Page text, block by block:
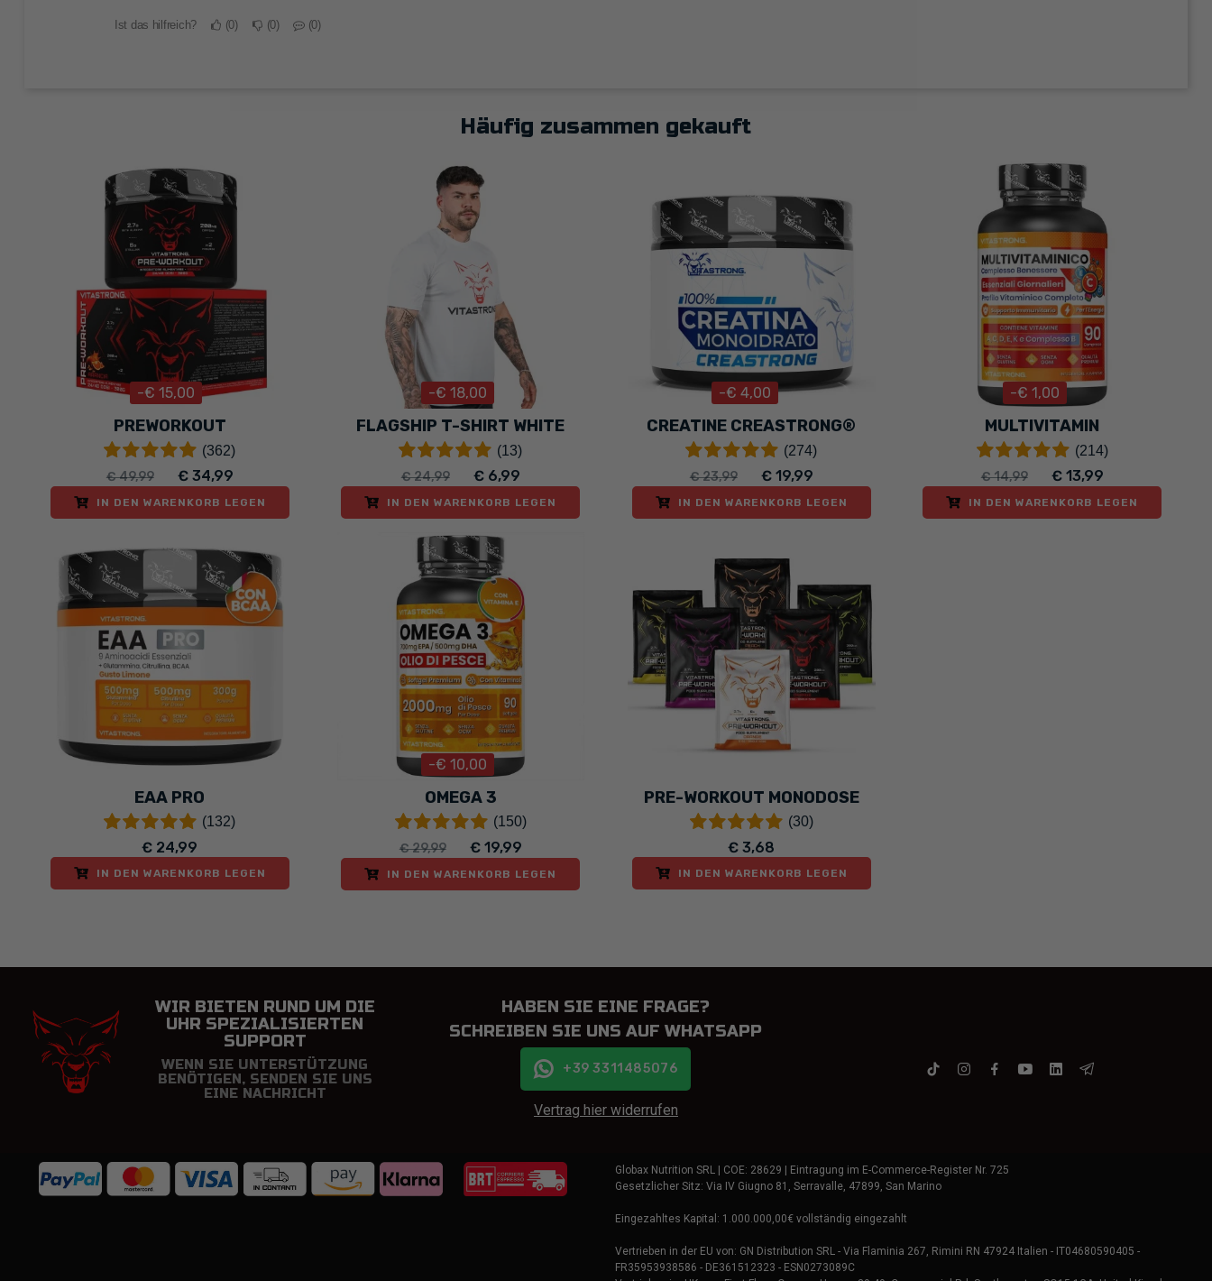
Ist das hilfreich? 0 0 0
Häufig zusammen gekauft
PREWORKOUT
(362)
€ 49,99
€ 34,99
-€ 15,00
IN DEN WARENKORB LEGEN
FLAGSHIP T-SHIRT WHITE
(13)
€ 24,99
€ 6,99
-€ 18,00
IN DEN WARENKORB LEGEN
CREATINE CREASTRONG®
(274)
€ 23,99
€ 19,99
-€ 4,00
IN DEN WARENKORB LEGEN
MULTIVITAMIN
(214)
€ 14,99
€ 13,99
-€ 1,00
IN DEN WARENKORB LEGEN
EAA PRO
(132)
€ 24,99
IN DEN WARENKORB LEGEN
OMEGA 3
(150)
€ 29,99
€ 19,99
-€ 10,00
IN DEN WARENKORB LEGEN
PRE-WORKOUT MONODOSE
(30)
€ 3,68
IN DEN WARENKORB LEGEN
WIR BIETEN RUND UM DIE
UHR SPEZIALISIERTEN
SUPPORT
WENN SIE UNTERSTÜTZUNG
BENÖTIGEN, SENDEN SIE UNS
EINE NACHRICHT
HABEN SIE EINE FRAGE?
SCHREIBEN SIE UNS AUF WHATSAPP
+39 3311485076
Vertrag hier widerrufen
Globax Nutrition SRL | COE: 28629 | Eintragung im E-Commerce-Register Nr. 725
Gesetzlicher Sitz: Via IV Giugno 81, Serravalle, 47899, San Marino
Eingezahltes Kapital: 1.000.000,00€ vollständig eingezahlt
Vertrieben in der EU von: GN Distribution SRL - Via Flaminia 267, Rimini RN 47924 Italien - IT04680590405 -
FR35953938586 - DE361512323 - ESN0273089C